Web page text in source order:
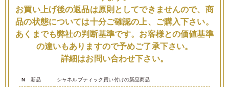
お買い上げ後の返品は原則としてできませんので、商
品の状態については十分ご確認の上、ご購入下さい。
あくまでも弊社の判断基準です。お客様との価値基準
の違いもありますので予めご了承下さい。
詳細はお問い合わせ下さい。
N 新品 シャネルブティック買い付けの新品商品